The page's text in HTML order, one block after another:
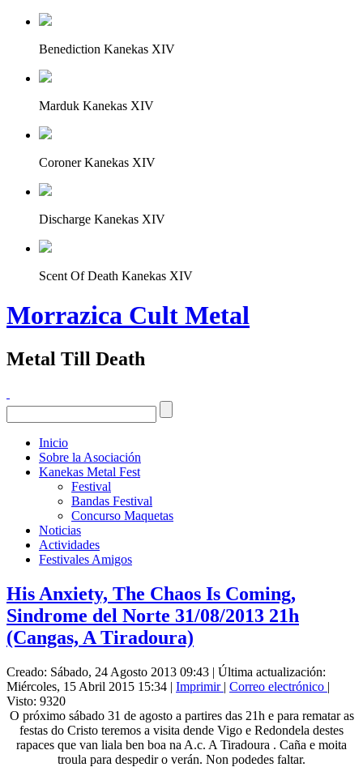
Benediction Kanekas XIV
Marduk Kanekas XIV
Coroner Kanekas XIV
Discharge Kanekas XIV
Scent Of Death Kanekas XIV
Morrazica Cult Metal
Metal Till Death
Inicio
Sobre la Asociación
Kanekas Metal Fest
Festival
Bandas Festival
Concurso Maquetas
Noticias
Actividades
Festivales Amigos
His Anxiety, The Chaos Is Coming,
Sindrome del Norte 31/08/2013 21h
(Cangas, A Tiradoura)
Creado: Sábado, 24 Agosto 2013 09:43 | Última actualización:
Miércoles, 15 Abril 2015 15:34 | Imprimir | Correo electrónico |
Visto: 9320
O próximo sábado 31 de agosto a partires das 21h e para rematar as
festas do Cristo teremos a visita dende Vigo e Redondela destes
rapaces que van liala ben boa na A.c. A Tiradoura . Caña e moita
troula para despedir o verán. Non podedes faltar.